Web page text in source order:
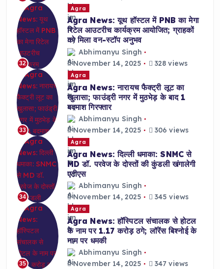
32
Agra
Agra News: यूथ हॉस्टल में PNB का मेगा
रिटेल आउटरीच कार्यक्रम आयोजित; ग्राहकों
को मिला वन-स्टॉप अनुभव
Abhimanyu Singh
November 14, 2025
328 views
33
Agra
Agra News: नारायच फैक्ट्री लूट का
खुलासा; फाउंड्री नगर में मुठभेड़ के बाद 1
बदमाश गिरफ्तार
Abhimanyu Singh
November 14, 2025
306 views
34
Agra
Agra News: दिल्ली धमाका: SNMC से
MD डॉ. परवेज के दोस्तों की कुंडली खंगालेगी
एटीएस
Abhimanyu Singh
November 14, 2025
345 views
35
Agra
Agra News: हॉस्पिटल संचालक से होटल
के नाम पर 1.17 करोड़ ठगे; लॉरेंस बिश्नोई के
नाम पर धमकी
Abhimanyu Singh
November 14, 2025
347 views